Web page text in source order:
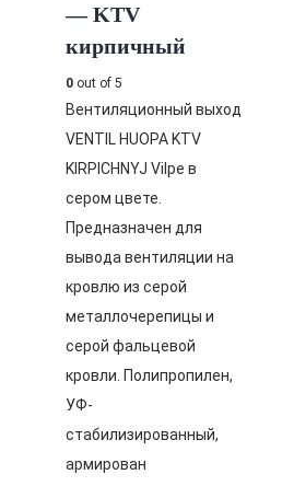
— KTV
кирпичный
0 out of 5
Вентиляционный выход
VENTIL HUOPA KTV
KIRPICHNYJ Vilpe в
сером цвете.
Предназначен для
вывода вентиляции на
кровлю из серой
металлочерепицы и
серой фальцевой
кровли. Полипропилен,
УФ-
стабилизированный,
армирован